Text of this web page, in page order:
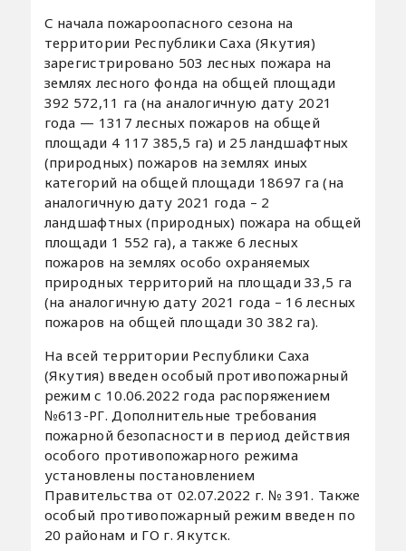
С начала пожароопасного сезона на
территории Республики Саха (Якутия)
зарегистрировано 503 лесных пожара на
землях лесного фонда на общей площади
392 572,11 га (на аналогичную дату 2021
года — 1317 лесных пожаров на общей
площади 4 117 385,5 га) и 25 ландшафтных
(природных) пожаров на землях иных
категорий на общей площади 18697 га (на
аналогичную дату 2021 года – 2
ландшафтных (природных) пожара на общей
площади 1 552 га), а также 6 лесных
пожаров на землях особо охраняемых
природных территорий на площади 33,5 га
(на аналогичную дату 2021 года – 16 лесных
пожаров на общей площади 30 382 га).
На всей территории Республики Саха
(Якутия) введен особый противопожарный
режим с 10.06.2022 года распоряжением
№613-РГ. Дополнительные требования
пожарной безопасности в период действия
особого противопожарного режима
установлены постановлением
Правительства от 02.07.2022 г. № 391. Также
особый противопожарный режим введен по
20 районам и ГО г. Якутск.